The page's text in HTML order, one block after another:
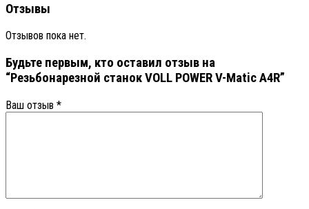
Отзывы
Отзывов пока нет.
Будьте первым, кто оставил отзыв на
“Резьбонарезной станок VOLL POWER V-Matic A4R”
Ваш отзыв *